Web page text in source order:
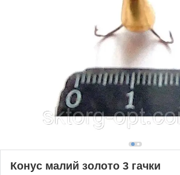
Конус малий золото 3 гачки